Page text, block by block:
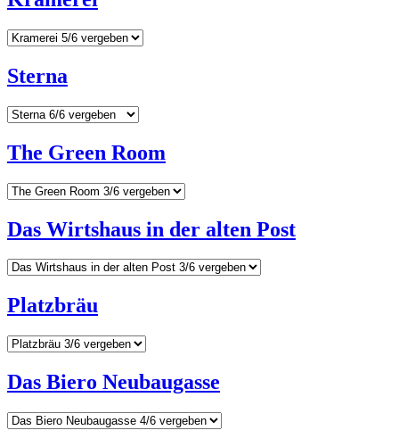
Sterna
The Green Room
Das Wirtshaus in der alten Post
Platzbräu
Das Biero Neubaugasse